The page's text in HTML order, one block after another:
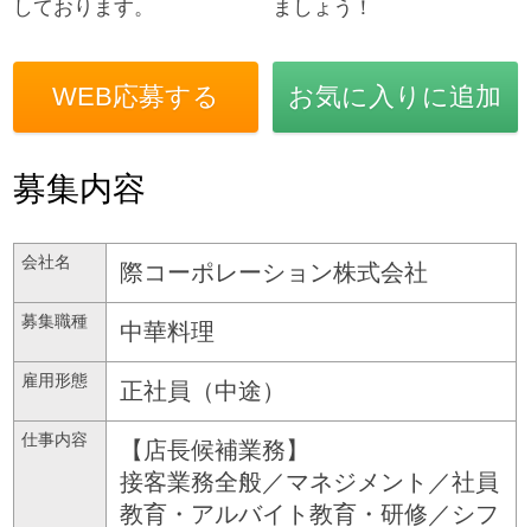
しております。
ましょう！
WEB応募する お気に入りに追加
募集内容
会社名 際コーポレーション株式会社
募集職種 中華料理
雇用形態 正社員（中途）
仕事内容
【店長候補業務】
接客業務全般／マネジメント／社員
教育・アルバイト教育・研修／シフ